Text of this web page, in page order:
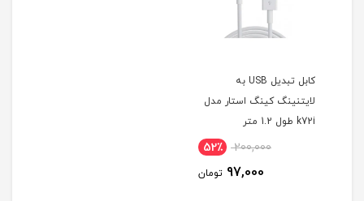
کابل تبدیل USB به
لایتنینگ کینگ استار مدل
k72i طول 1.2 متر
200,000 52٪
97,000 تومان